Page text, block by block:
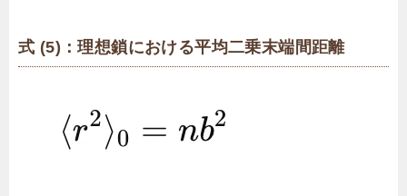
式 (5)：理想鎖における平均二乗末端間距離